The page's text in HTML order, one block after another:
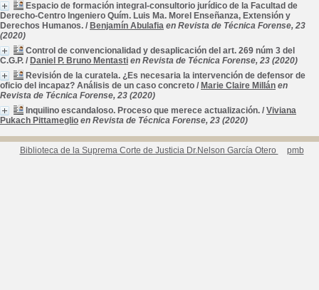
Espacio de formación integral-consultorio jurídico de la Facultad de
Derecho-Centro Ingeniero Quím. Luis Ma. Morel Enseñanza, Extensión y
Derechos Humanos. / Benjamín Abulafia en Revista de Técnica Forense, 23
(2020)
Control de convencionalidad y desaplicación del art. 269 núm 3 del
C.G.P. / Daniel P. Bruno Mentasti en Revista de Técnica Forense, 23 (2020)
Revisión de la curatela. ¿Es necesaria la intervención de defensor de
oficio del incapaz? Análisis de un caso concreto / Marie Claire Millán en
Revista de Técnica Forense, 23 (2020)
Inquilino escandaloso. Proceso que merece actualización. / Viviana
Pukach Pittameglio en Revista de Técnica Forense, 23 (2020)
Biblioteca de la Suprema Corte de Justicia Dr.Nelson García Otero pmb